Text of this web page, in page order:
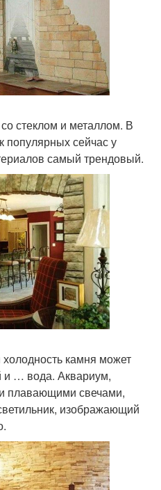
стеклом и металлом. В
популярных сейчас у
самый трендовый.
камня может
и … вода. Аквариум,
плавающими свечами,
изображающий